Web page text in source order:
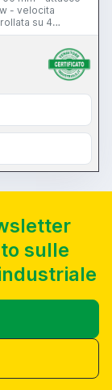
- velocita
su 4
- avanzamento
sulle